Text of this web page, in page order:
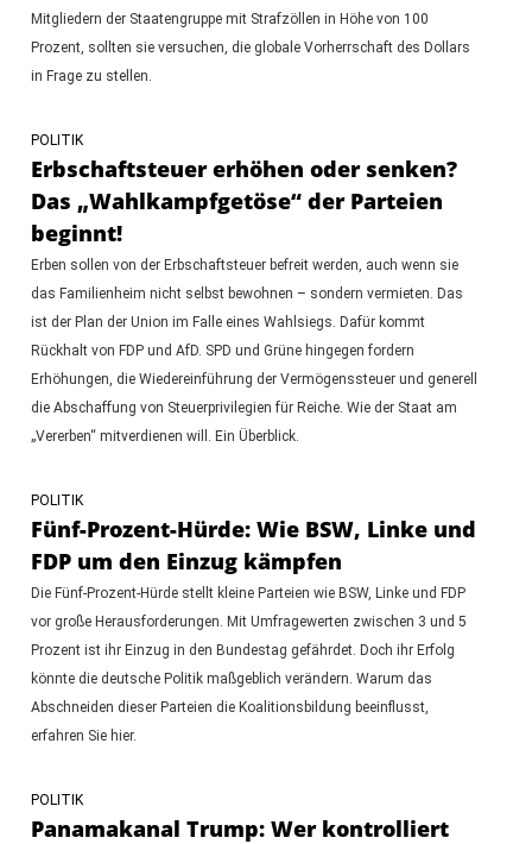
Mitgliedern der Staatengruppe mit Strafzöllen in Höhe von 100
Prozent, sollten sie versuchen, die globale Vorherrschaft des Dollars
in Frage zu stellen.
POLITIK
Erbschaftsteuer erhöhen oder senken?
Das „Wahlkampfgetöse“ der Parteien
beginnt!
Erben sollen von der Erbschaftsteuer befreit werden, auch wenn sie
das Familienheim nicht selbst bewohnen – sondern vermieten. Das
ist der Plan der Union im Falle eines Wahlsiegs. Dafür kommt
Rückhalt von FDP und AfD. SPD und Grüne hingegen fordern
Erhöhungen, die Wiedereinführung der Vermögenssteuer und generell
die Abschaffung von Steuerprivilegien für Reiche. Wie der Staat am
„Vererben“ mitverdienen will. Ein Überblick.
POLITIK
Fünf-Prozent-Hürde: Wie BSW, Linke und
FDP um den Einzug kämpfen
Die Fünf-Prozent-Hürde stellt kleine Parteien wie BSW, Linke und FDP
vor große Herausforderungen. Mit Umfragewerten zwischen 3 und 5
Prozent ist ihr Einzug in den Bundestag gefährdet. Doch ihr Erfolg
könnte die deutsche Politik maßgeblich verändern. Warum das
Abschneiden dieser Parteien die Koalitionsbildung beeinflusst,
erfahren Sie hier.
POLITIK
Panamakanal Trump: Wer kontrolliert